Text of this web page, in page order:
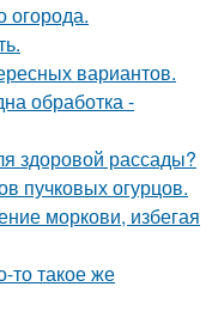
огорода.
вариантов.
обработка -
здоровой рассады?
пучковых огурцов.
моркови, избегая
то такое же